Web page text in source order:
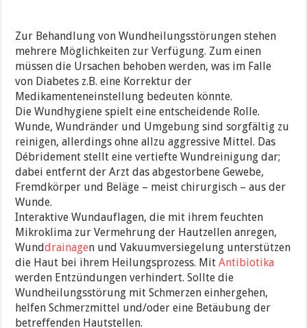
Zur Behandlung von Wundheilungsstörungen stehen
mehrere Möglichkeiten zur Verfügung. Zum einen
müssen die Ursachen behoben werden, was im Falle
von Diabetes z.B. eine Korrektur der
Medikamenteneinstellung bedeuten könnte.
Die Wundhygiene spielt eine entscheidende Rolle.
Wunde, Wundränder und Umgebung sind sorgfältig zu
reinigen, allerdings ohne allzu aggressive Mittel. Das
Débridement stellt eine vertiefte Wundreinigung dar;
dabei entfernt der Arzt das abgestorbene Gewebe,
Fremdkörper und Beläge – meist chirurgisch – aus der
Wunde.
Interaktive Wundauflagen, die mit ihrem feuchten
Mikroklima zur Vermehrung der Hautzellen anregen,
Wunddrainagen und Vakuumversiegelung unterstützen
die Haut bei ihrem Heilungsprozess. MitAntibiotika
werden Entzündungen verhindert. Sollte die
Wundheilungsstörung mit Schmerzen einhergehen,
helfen Schmerzmittel und/oder eine Betäubung der
betreffenden Hautstellen.